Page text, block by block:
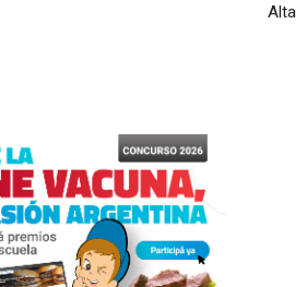
Alta